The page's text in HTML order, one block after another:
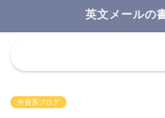
英文メールの
外資系ブログ